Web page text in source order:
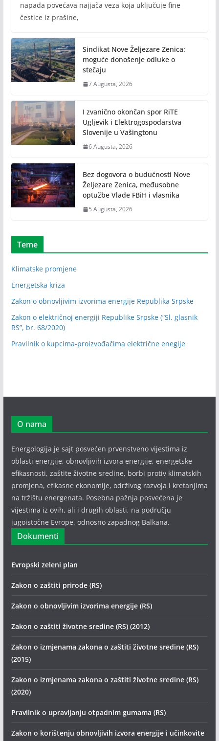
napada povećava najjača veza koja uključuje fine
čestice iz prašine,
Sindikat Nove Željezare Zenica:
moguće donošenje odluke o
stečaju
7 Augusta, 2026
I zvanično okončan spor RiTE
Ugljevik i Elektrogospodarstva
Slovenije u Vašingtonu
6 Augusta, 2026
Bez dogovora o budućnosti Nove
Željezare Zenica, međusobne
optužbe Vlade FBiH i vlasnika
5 Augusta, 2026
Teme
Klimatske promjene
Energetska kriza
Zakon o obnovljivim izvorima energije Republika Srpske
Zakon o električnoj energiji Republike Srpske (“Sl. glasnik
RS”, br. 68/2020)
Pravilnik o kupcima-proizvođačima električne enegije
O nama
Energologija je sajt posvećen prvenstveno vijestima iz
oblasti energije, obnovljivih izvora energije, energetske
efikasnosti, zaštite životne sredine, borbi protiv klimatskih
promjena, efikasne ekonomije, održivog razvoja i kretanjima
na tržištu energenata. Posebna pažnja posvećena je
vijestima iz ovih, ali i drugih oblasti, na području
jugoistočne Evrope, odnosno zapadnog Balkana.
Dokumenti
Evropski zeleni plan
Zakon o zaštiti prirode (RS)
Zakon o obnovljivim izvorima energije (RS)
Zakon o zaštiti životne sredine (RS) (2012)
Zakon o izmjenama zakona o zaštiti životne sredine (RS)
(2015)
Zakon o izmjenama zakona o zaštiti životne sredine (RS)
(2020)
Pravilnik o upravljanju otpadnim gumama (RS)
Zakon o korištenju obnovljivih izvora energije i učinkovite